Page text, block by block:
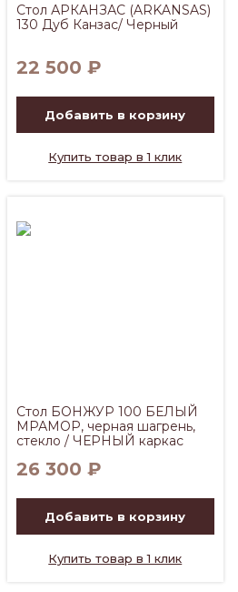
Стол АРКАНЗАС (ARKANSAS)
130 Дуб Канзас/ Черный
22 500 ₽
Добавить в корзину
Купить товар в 1 клик
Стол БОНЖУР 100 БЕЛЫЙ
МРАМОР, черная шагрень,
стекло / ЧЕРНЫЙ каркас
26 300 ₽
Добавить в корзину
Купить товар в 1 клик